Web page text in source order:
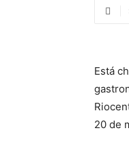
Está
20 de